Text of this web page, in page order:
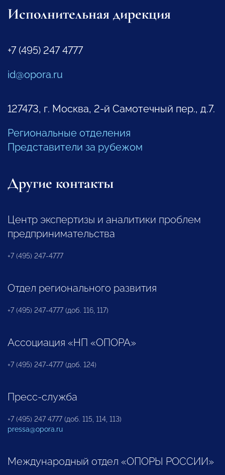
Исполнительная дирекция
+7 (495) 247 4777
id@opora.ru
127473, г. Москва, 2-й Самотечный пер., д.7.
Региональные отделения
Представители за рубежом
Другие контакты
Центр экспертизы и аналитики проблем
предпринимательства
+7 (495) 247-4777
Отдел регионального развития
+7 (495) 247-4777 (доб. 116, 117)
Ассоциация «НП «ОПОРА»
+7 (495) 247-4777 (доб. 124)
Пресс-служба
+7 (495) 247 4777 (доб. 115, 114, 113)
pressa@opora.ru
Международный отдел «ОПОРЫ РОССИИ»